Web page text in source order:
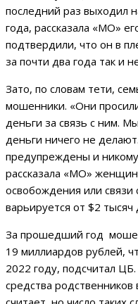
последний раз выходил
года, рассказала «МО»
подтвердили, что он в
за почти два года так и
Зато, по словам тети,
мошенники. «Они
деньги за связь с ним.
деньги ничего не
предупреждены и
рассказала «МО»
освобождения или
варьируется от $2 тысяч
За прошедший год
19 миллиардов рублей,
2022 году, подсчитал
средства